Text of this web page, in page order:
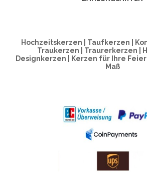
Hochzeitskerzen | Taufkerzen |
Traukerzen | Traurerkerzen |
Designkerzen | Kerzen für Ihre
Maß